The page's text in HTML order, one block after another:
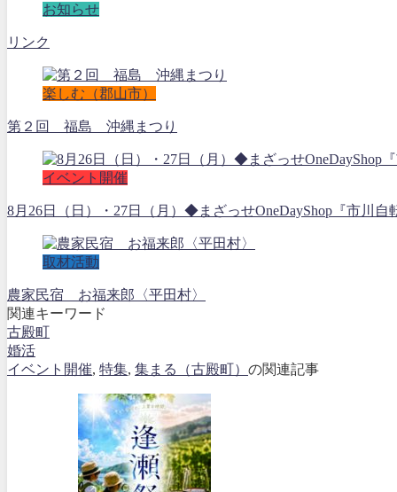
お知らせ
リンク
楽しむ（郡山市）
第２回 福島 沖縄まつり
イベント開催
8月26日（日）・27日（月）◆まざっせOneDayShop『市川自
取材活動
農家民宿 お福来郎〈平田村〉
関連キーワード
古殿町
婚活
イベント開催, 特集, 集まる（古殿町） の関連記事